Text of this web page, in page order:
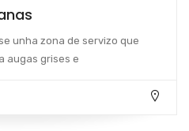
unha zona de servizo que
augas grises e